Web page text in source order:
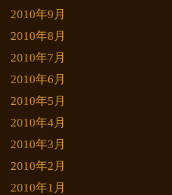
2010年9月
2010年8月
2010年7月
2010年6月
2010年5月
2010年4月
2010年3月
2010年2月
2010年1月